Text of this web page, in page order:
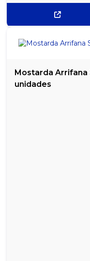
Mostarda Arrifana
unidades